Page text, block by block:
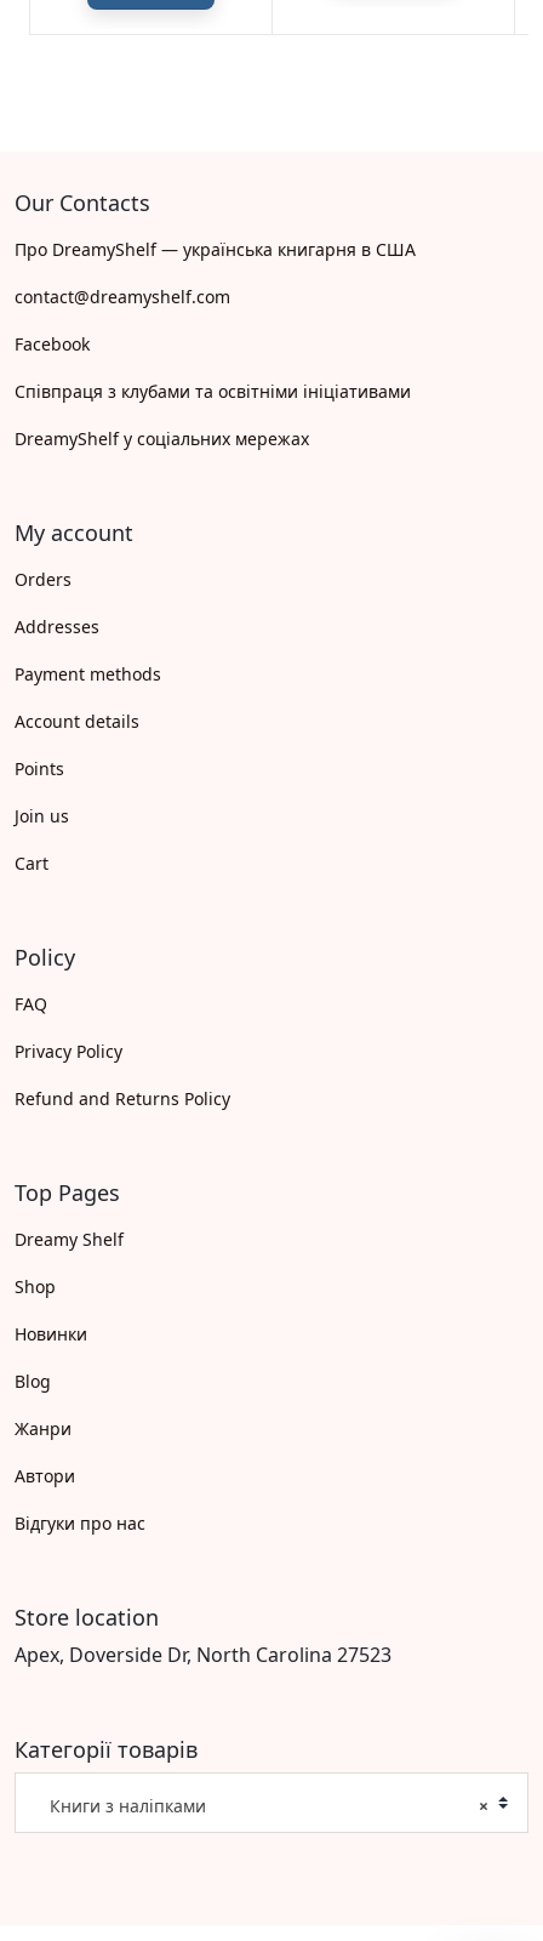
Our Contacts
Про DreamyShelf — українська книгарня в США
contact@dreamyshelf.com
Facebook
Співпраця з клубами та освітніми ініціативами
DreamyShelf у соціальних мережах
My account
Orders
Addresses
Payment methods
Account details
Points
Join us
Cart
Policy
FAQ
Privacy Policy
Refund and Returns Policy
Top Pages
Dreamy Shelf
Shop
Новинки
Blog
Жанри
Автори
Відгуки про нас
Store location
Apex, Doverside Dr, North Carolina 27523
Категорії товарів
×
Книги з наліпками